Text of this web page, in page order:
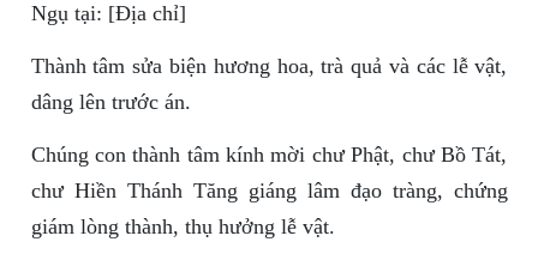
Ngụ tại: [Địa chỉ]
Thành tâm sửa biện hương hoa, trà quả và các lễ vật,
dâng lên trước án.
Chúng con thành tâm kính mời chư Phật, chư Bồ Tát,
chư Hiền Thánh Tăng giáng lâm đạo tràng, chứng
giám lòng thành, thụ hưởng lễ vật.